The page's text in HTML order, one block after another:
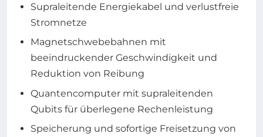
Supraleitende Energiekabel und verlustfreie
Stromnetze
Magnetschwebebahnen mit
beeindruckender Geschwindigkeit und
Reduktion von Reibung
Quantencomputer mit supraleitenden
Qubits für überlegene Rechenleistung
Speicherung und sofortige Freisetzung von